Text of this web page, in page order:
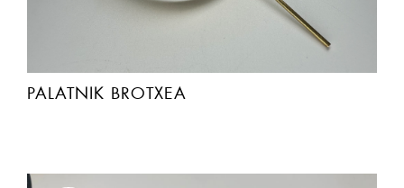
PALATNIK BROTXEA